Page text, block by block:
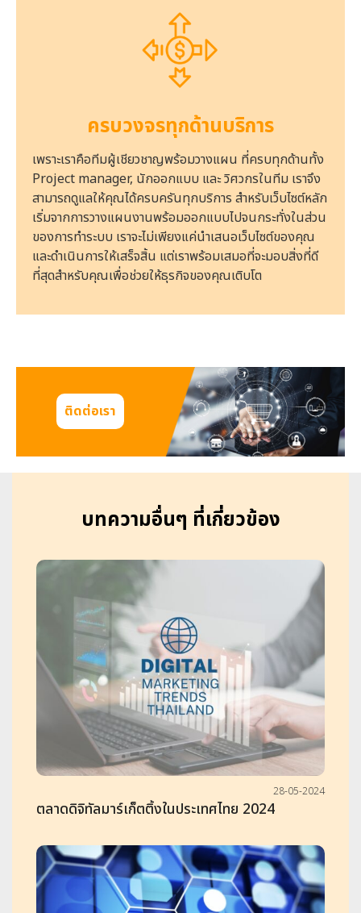
ครบวงจรทุกด้านบริการ
เพราะเราคือทีมผู้เชียวชาญพร้อมวางแผน ที่ครบทุกด้านทั้ง
Project manager, นักออกแบบ และ วิศวกรในทีม เราจึง
สามารถดูแลให้คุณได้ครบครันทุกบริการ สำหรับเว็บไซต์หลัก
เริ่มจากการวางแผนงานพร้อมออกแบบไปจนกระทั่งในส่วน
ของการทำระบบ เราจะไม่เพียงแค่นำเสนอเว็บไซต์ของคุณ
และดำเนินการให้เสร็จสิ้น แต่เราพร้อมเสมอที่จะมอบสิ่งที่ดี
ที่สุดสำหรับคุณเพื่อช่วยให้ธุรกิจของคุณเติบโต
ติดต่อเรา
บทความอื่นๆ ที่เกี่ยวข้อง
28-05-2024
ตลาดดิจิทัลมาร์เก็ตติ้งในประเทศไทย 2024